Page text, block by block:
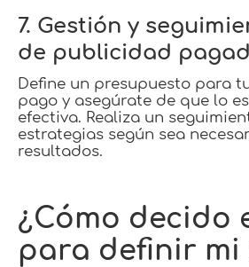
7. Gestión y
de publicidad
Define un presupuesto para
pago y asegúrate de que lo
efectiva. Realiza un
estrategias según sea
resultados.
¿Cómo decido
para definir mi